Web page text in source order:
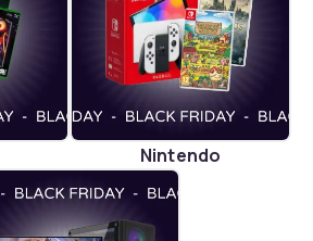
Nintendo